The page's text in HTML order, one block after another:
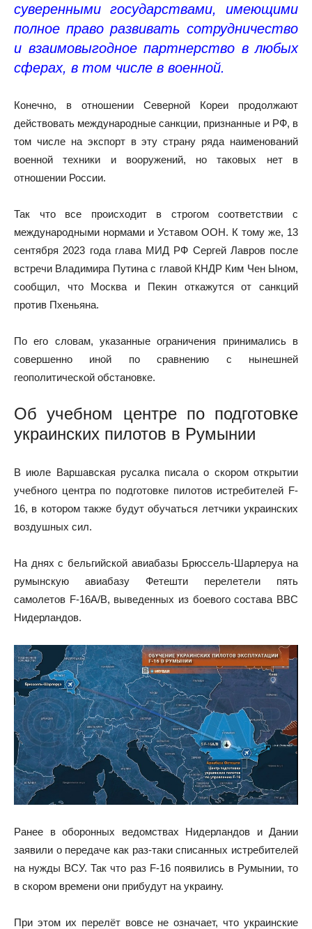
суверенными государствами, имеющими
полное право развивать сотрудничество
и взаимовыгодное партнерство в любых
сферах, в том числе в военной.
Конечно, в отношении Северной Кореи продолжают
действовать международные санкции, признанные и РФ, в
том числе на экспорт в эту страну ряда наименований
военной техники и вооружений, но таковых нет в
отношении России.
Так что все происходит в строгом соответствии с
международными нормами и Уставом ООН. К тому же, 13
сентября 2023 года глава МИД РФ Сергей Лавров после
встречи Владимира Путина с главой КНДР Ким Чен Ыном,
сообщил, что Москва и Пекин откажутся от санкций
против Пхеньяна.
По его словам, указанные ограничения принимались в
совершенно иной по сравнению с нынешней
геополитической обстановке.
Об учебном центре по подготовке
украинских пилотов в Румынии
В июле Варшавская русалка писала о скором открытии
учебного центра по подготовке пилотов истребителей F-
16, в котором также будут обучаться летчики украинских
воздушных сил.
На днях с бельгийской авиабазы Брюссель-Шарлеруа на
румынскую авиабазу Фетешти перелетели пять
самолетов F-16A/B, выведенных из боевого состава ВВС
Нидерландов.
Ранее в оборонных ведомствах Нидерландов и Дании
заявили о передаче как раз-таки списанных истребителей
на нужды ВСУ. Так что раз F-16 появились в Румынии, то
в скором времени они прибудут на украину.
При этом их перелёт вовсе не означает, что украинские